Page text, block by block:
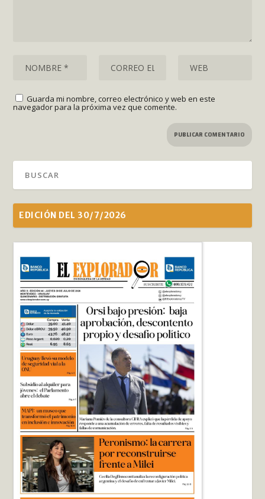
Guarda mi nombre, correo electrónico y web en este
navegador para la próxima vez que comente.
EDICIÓN DEL 30/7/2026